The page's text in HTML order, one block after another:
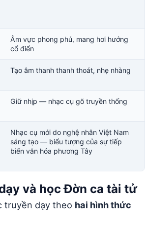
Âm vực phong phú, mang hơi hướng
cổ điển
Tạo âm thanh thanh thoát, nhẹ nhàng
Giữ nhịp — nhạc cụ gõ truyền thống
Nhạc cụ mới do nghệ nhân Việt Nam
sáng tạo — biểu tượng của sự tiếp
biến văn hóa phương Tây
và học Đờn ca tài tử
truyền dạy theo hai hình thức